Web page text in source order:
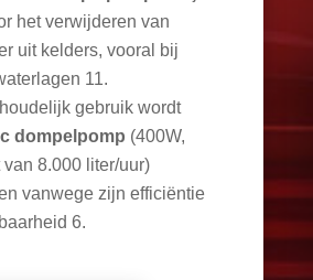
het verwijderen van
uit kelders, vooral bij
11.
gebruik wordt
dompelpomp (400W,
8.000 liter/uur)
vanwege zijn efficiëntie
6.